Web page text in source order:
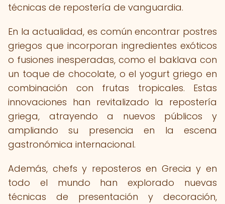
técnicas de repostería de vanguardia.
En la actualidad, es común encontrar postres
griegos que incorporan ingredientes exóticos
o fusiones inesperadas, como el baklava con
un toque de chocolate, o el yogurt griego en
combinación con frutas tropicales. Estas
innovaciones han revitalizado la repostería
griega, atrayendo a nuevos públicos y
ampliando su presencia en la escena
gastronómica internacional.
Además, chefs y reposteros en Grecia y en
todo el mundo han explorado nuevas
técnicas de presentación y decoración,